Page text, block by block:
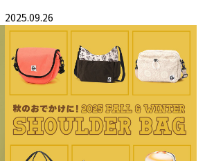
2025.09.26